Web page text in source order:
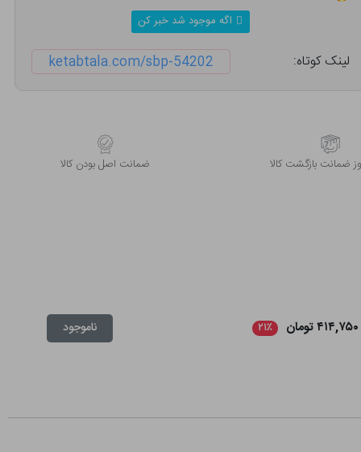
اگه موجود شد خبر کن
لینک کوتاه: ketabtala.com/sbp-54202
ضمانت بازگشت کالا ﺿﻤﺎﻧﺖ اﺻﻞ ﺑﻮدن ﮐﺎﻟﺎ
۴۱۴,۷۵۰ تومان ۲۱٪ ناموجود